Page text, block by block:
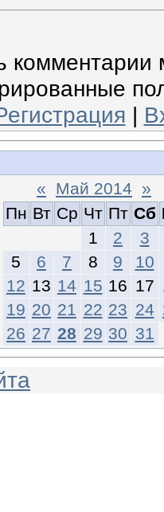
комментарии
|
« Май 2014 »
Пн Вт Ср Чт Пт Сб
1
2
3
5
6 7 8 9 10
12 13 14 15 16 17
19 20 21 22 23 24
26 27 28 29 30 31